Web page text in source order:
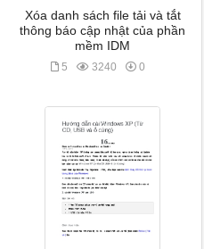
Xóa danh sách file tải và tắt
thông báo cập nhật của phần
mềm IDM
5 3240 0